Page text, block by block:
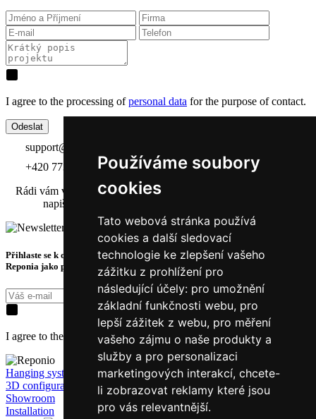
Používáme soubory
cookies
Tato webová stránka používá
cookies a další sledovací
technologie ke zlepšení vašeho
zážitku z prohlížení pro
následující účely: pro umožnění
základní funkčnosti webu, pro
lepší zážitek z webu, pro měření
vašeho zájmu o naše produkty a
služby a pro personalizaci
marketingových interakcí, chcete-
li zobrazovat reklamy které jsou
pro vás relevantnější.
I agree to the processing ofpersonal data for the purpose of contact.
Odeslat
support@reponio.com
+420 773 183 456
Rádi vám v showroomu předvedeme naše držáky Cargo a Lift –
napište nebo zavolejte a domluvíme si demo termín.
Přihlaste se k odběru novinek a získejte exkluzivní tipy, slevy a akce ze světa
Reponia jako první.
Přihásit k odběru
I agree to the processing ofpersonal datafor the purpose of contact.
Hanging system
3D configurator
Showroom
Installation